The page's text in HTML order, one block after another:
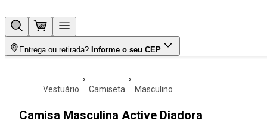
Entrega ou retirada? Informe o seu CEP
vestuário camiseta masculino
Camisa Masculina Active Diadora